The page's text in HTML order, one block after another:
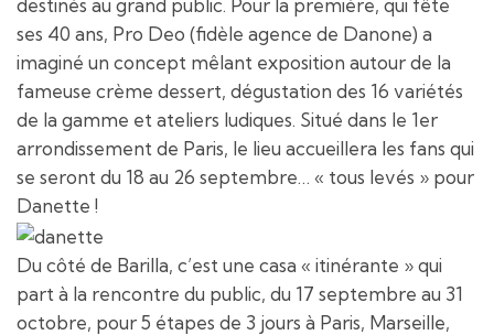
destinés au grand public. Pour la première, qui fête
ses 40 ans, Pro Deo (fidèle agence de Danone) a
imaginé un concept mêlant exposition autour de la
fameuse crème dessert, dégustation des 16 variétés
de la gamme et ateliers ludiques. Situé dans le 1er
arrondissement de Paris, le lieu accueillera les fans qui
se seront du 18 au 26 septembre… « tous levés » pour
Danette !
Du côté de Barilla, c’est une casa « itinérante » qui
part à la rencontre du public, du 17 septembre au 31
octobre, pour 5 étapes de 3 jours à Paris, Marseille,